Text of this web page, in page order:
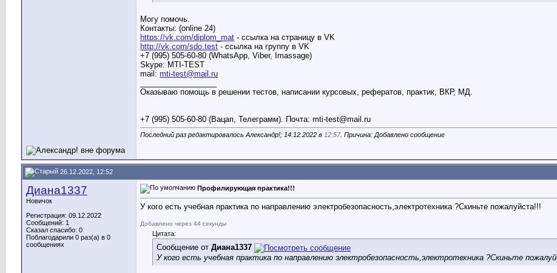
Могу помочь.
Контакты: (online 24)
https://vk.com/diplom_mat - ссылка на страницу в VK
http://vk.com/sdo.test - ссылка на группу в VK
+7 (995) 505-60-80 (WhatsApp, Viber, Imassage)
Skype: MTI-TEST
mail: mti-test@mail.ru
Оказываю помощь в решении тестов, написании курсовых, рефератов, практик, ВКР, МД.
+7 (995) 505-60-80 (Вацап, Телеграмм). Почта: mti-test@mail.ru
Последний раз редактировалось Александр!; 14.12.2022 в 12:57. Причина: Добавлено сообщение
26.12.2022, 12:52
Диана1337
Новичок
Регистрация: 09.12.2022
Сообщений: 1
Сказал спасибо: 0
Поблагодарили 0 раз(а) в 0
сообщениях
Профилирующая практика!!!
У кого есть учебная практика по направлению электробезопасность,электротехника ?Скиньте пожалуйста!!!
Добавлено через 44 секунды
Цитата:
Сообщение от Диана1337
У кого есть учебная практика по направлению электробезопасность,электротехника ?Скиньте